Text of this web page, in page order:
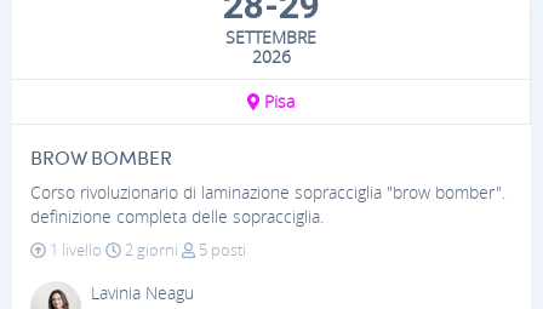
SETTEMBRE
2026
Pisa
BROW BOMBER
Corso rivoluzionario di laminazione sopracciglia "brow bomber".
definizione completa delle sopracciglia.
1 livello
2 giorni
5 posti
Lavinia Neagu